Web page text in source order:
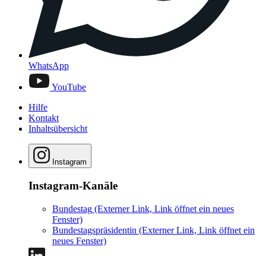
WhatsApp
YouTube
Hilfe
Kontakt
Inhaltsübersicht
Instagram
Instagram-Kanäle
Bundestag (Externer Link, Link öffnet ein neues
Fenster)
Bundestagspräsidentin (Externer Link, Link öffnet ein
neues Fenster)